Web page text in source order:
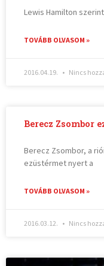
Lewis Hamilton
TOVÁBB OLVASOM »
2016.04.19. Nincs
Berecz Zsombor
Berecz Zsombor, a
ezüstérmet nyert a
TOVÁBB OLVASOM »
2016.03.12. Nincs